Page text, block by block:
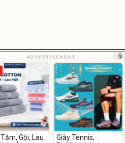
ADVERTISEMENT
Gội, Lau
Giày Tennis,